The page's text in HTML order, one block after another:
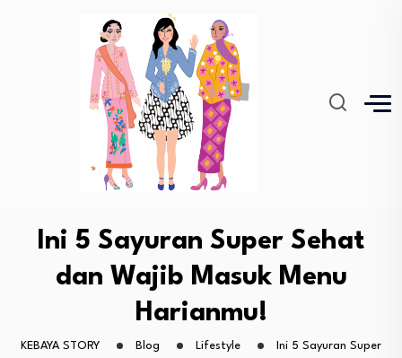
Ini 5 Sayuran Super Sehat
dan Wajib Masuk Menu
Harianmu!
KEBAYA STORY Blog Lifestyle
Ini 5 Sayuran Super